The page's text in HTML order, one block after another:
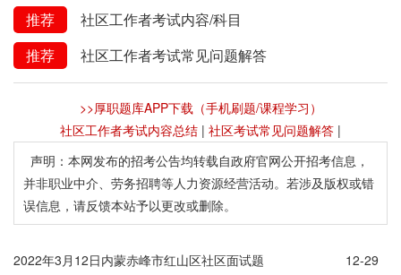
推荐
社区工作者考试内容/科目
推荐
社区工作者考试常见问题解答
>>厚职题库APP下载（手机刷题/课程学习）
社区工作者考试内容总结 | 社区考试常见问题解答 |
声明：本网发布的招考公告均转载自政府官网公开招考信息，
并非职业中介、劳务招聘等人力资源经营活动。若涉及版权或错
误信息，请反馈本站予以更改或删除。
2022年3月12日内蒙赤峰市红山区社区面试题
12-29